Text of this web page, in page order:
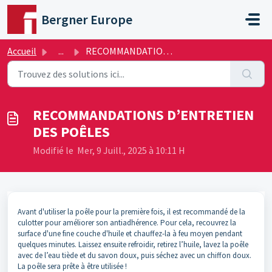
Passer au contenu principal
Bergner Europe
Accueil ... RECOMMANDATIONS D’ENTRETIEN DES POÊLES
RECOMMANDATIONS D’ENTRETIEN
DES POÊLES
Modifié le Mer, 9 Juill., 2025 à 10:11 H
Avant d'utiliser la poêle pour la première fois, il est recommandé de la
culotter pour améliorer son antiadhérence. Pour cela, recouvrez la
surface d'une fine couche d'huile et chauffez-la à feu moyen pendant
quelques minutes. Laissez ensuite refroidir, retirez l’huile, lavez la poêle
avec de l’eau tiède et du savon doux, puis séchez avec un chiffon doux.
La poêle sera prête à être utilisée !